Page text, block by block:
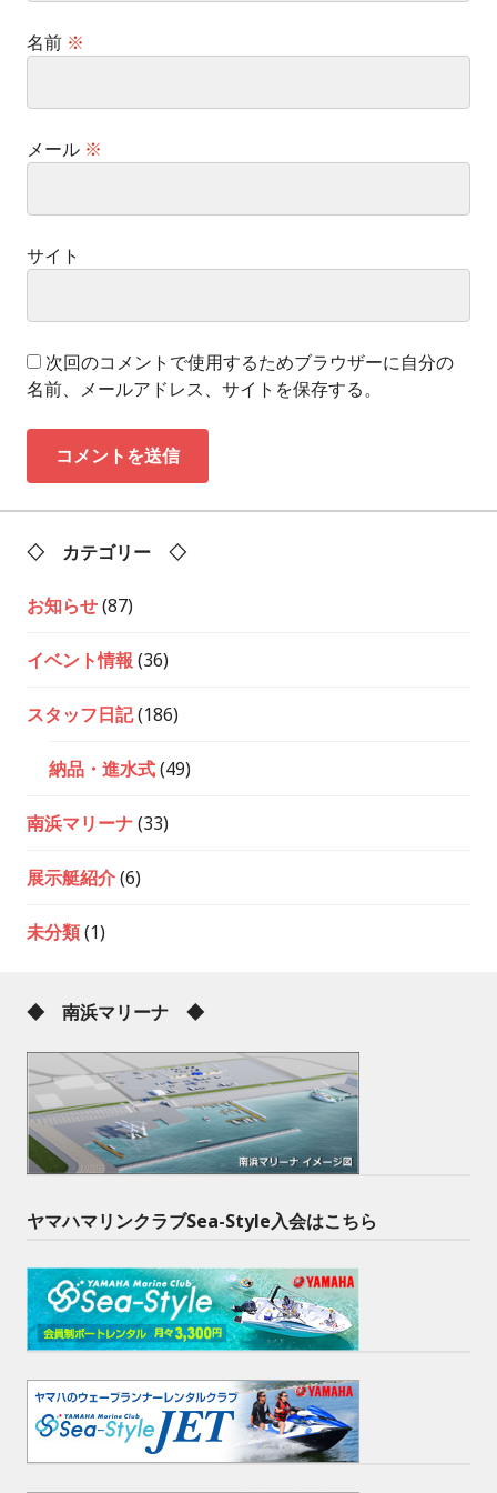
名前 ※
メール ※
サイト
次回のコメントで使用するためブラウザーに自分の
名前、メールアドレス、サイトを保存する。
◇ カテゴリー ◇
お知らせ(87)
イベント情報 (36)
スタッフ日記(186)
納品・進水式(49)
南浜マリーナ(33)
展示艇紹介(6)
未分類(1)
◆ 南浜マリーナ ◆
ヤマハマリンクラブSea-Style入会はこちら